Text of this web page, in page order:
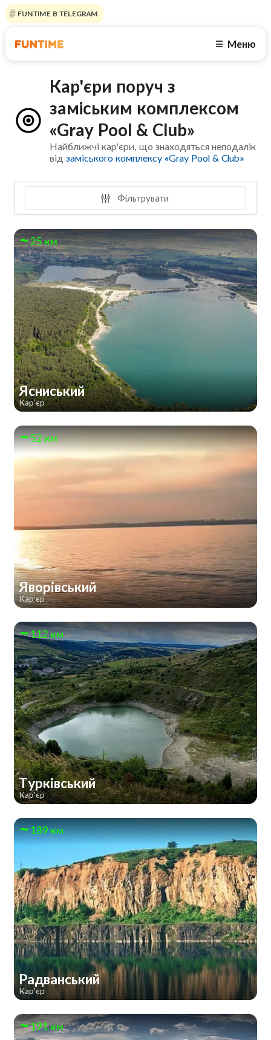
FUNTIME В TELEGRAM
☰ Меню
Кар'єри поруч з
заміським комплексом
«Gray Pool & Club»
Найближчі кар'єри, що знаходяться неподалік
відзаміського комплексу «Gray Pool & Club»
Фільтрувати
25 км
Ясниський
Кар'єр
52 км
Яворівський
Кар'єр
112 км
Турківський
Кар'єр
189 км
Радванський
Кар'єр
191 км